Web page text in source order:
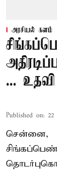
அரசியல் களம்
...
Published on: 22
சென்னை,
சிங்கப்பெண்